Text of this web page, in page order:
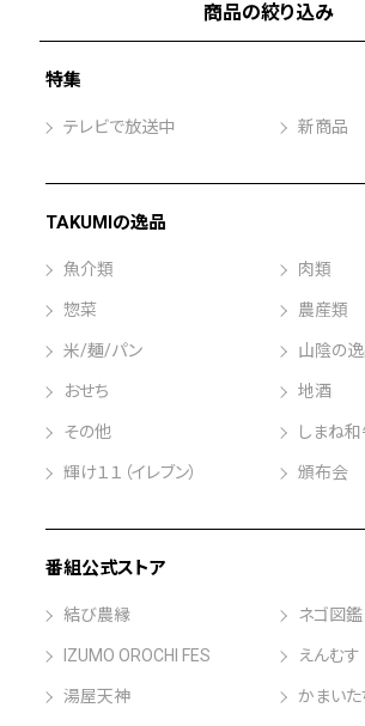
商品の絞り込み
特集
テレビで放送中 新商品
TAKUMIの逸品
魚介類 肉類
惣菜 農産類
米/麺/パン 山陰の
おせち 地酒
その他 しまね
輝け１１（イレブン） 頒布会
番組公式ストア
結び農縁 ネゴ図鑑
IZUMO OROCHI FES えんむす
湯屋天神 かまい